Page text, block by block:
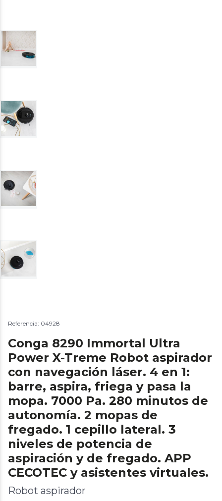
Referencia: 04928
Conga 8290 Immortal Ultra
Power X-Treme Robot aspirador
con navegación láser. 4 en 1:
barre, aspira, friega y pasa la
mopa. 7000 Pa. 280 minutos de
autonomía. 2 mopas de
fregado. 1 cepillo lateral. 3
niveles de potencia de
aspiración y de fregado. APP
CECOTEC y asistentes virtuales.
Robot aspirador